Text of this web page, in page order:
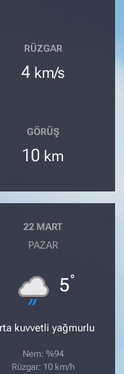
RÜZGAR
4 km/s
GÖRÜŞ
10 km
22 MART
PAZAR
5°
kuvvetli yağmurlu
Nem: %94
Rüzgar: 10 km/h